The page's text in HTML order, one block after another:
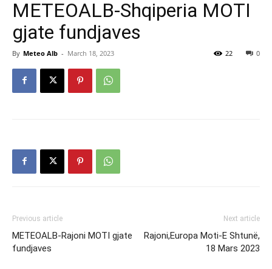
METEOALB-Shqiperia MOTI
gjate fundjaves
By Meteo Alb - March 18, 2023 0
22
Previous article
METEOALB-Rajoni MOTI gjate
fundjaves
Next article
Rajoni,Europa Moti-E Shtunë,
18 Mars 2023